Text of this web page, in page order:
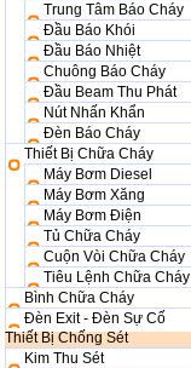
Trung Tâm Báo Cháy
Đầu Báo Khói
Đầu Báo Nhiệt
Chuông Báo Cháy
Đầu Beam Thu Phát
Nút Nhấn Khẩn
Đèn Báo Cháy
Thiết Bị Chữa Cháy
Máy Bơm Diesel
Máy Bơm Xăng
Máy Bơm Điện
Tủ Chữa Cháy
Cuộn Vòi Chữa Cháy
Tiêu Lệnh Chữa Cháy
Bình Chữa Cháy
Đèn Exit - Đèn Sự Cố
Thiết Bị Chống Sét
Kim Thu Sét